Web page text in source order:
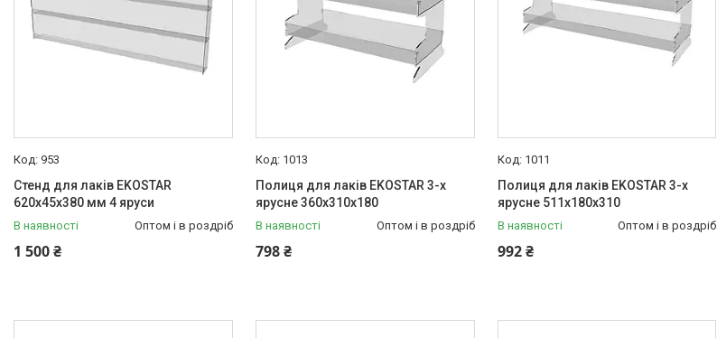
953
Стенд для лаків EKOSTAR
620х45х380 мм 4 яруси
В наявності Оптом і в роздріб
1 500 ₴
1013
Полиця для лаків EKOSTAR 3-х
ярусне 360х310х180
В наявності Оптом і в роздріб
798 ₴
1011
Полиця для лаків EKOSTAR 3-х
ярусне 511х180х310
В наявності Оптом і в роздріб
992 ₴